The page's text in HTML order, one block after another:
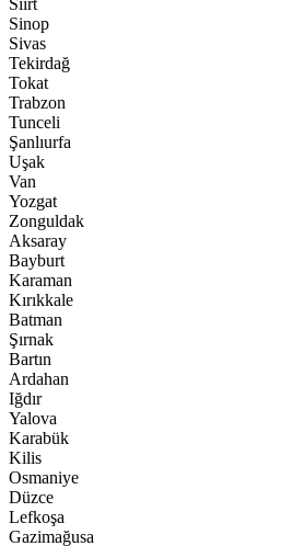
Siirt
Sinop
Sivas
Tekirdağ
Tokat
Trabzon
Tunceli
Şanlıurfa
Uşak
Van
Yozgat
Zonguldak
Aksaray
Bayburt
Karaman
Kırıkkale
Batman
Şırnak
Bartın
Ardahan
Iğdır
Yalova
Karabük
Kilis
Osmaniye
Düzce
Lefkoşa
Gazimağusa